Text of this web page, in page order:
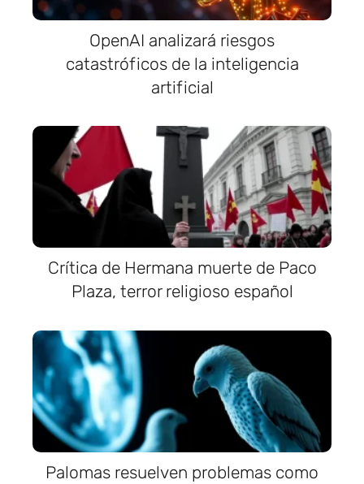
OpenAI analizará riesgos
catastróficos de la inteligencia
artificial
Crítica de Hermana muerte de Paco
Plaza, terror religioso español
Palomas resuelven problemas como